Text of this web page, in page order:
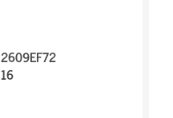
2609EF72
16